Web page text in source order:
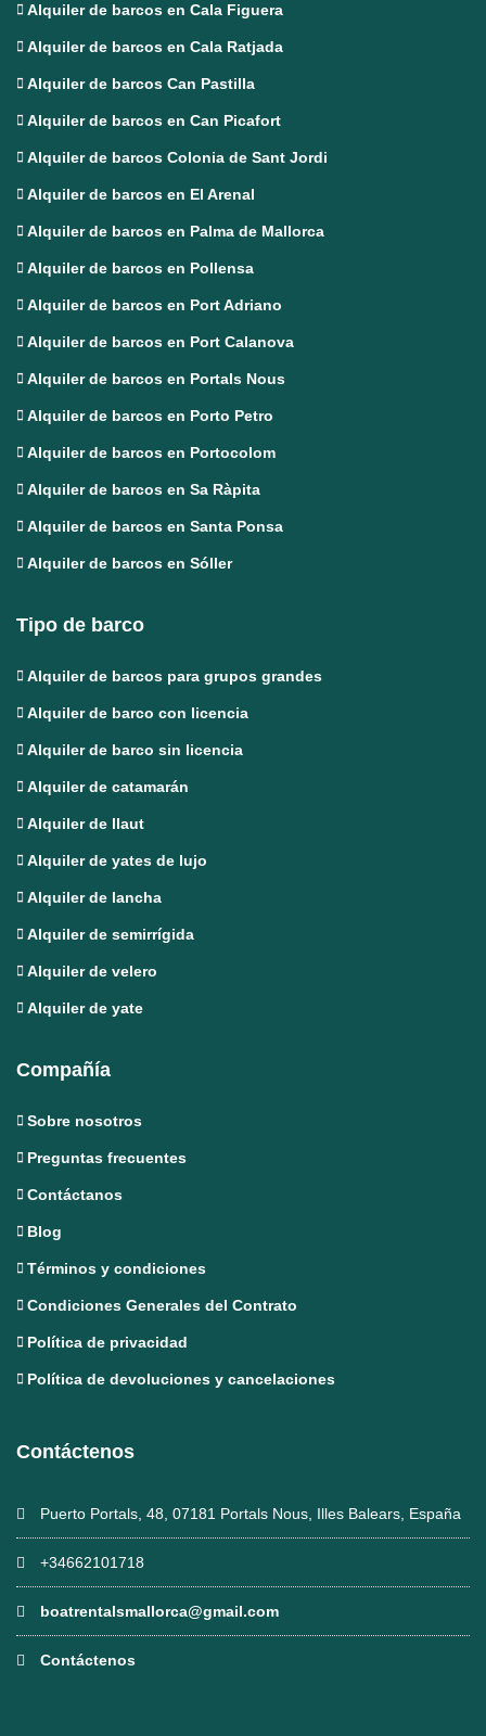
Alquiler de barcos en Cala Figuera
Alquiler de barcos en Cala Ratjada
Alquiler de barcos Can Pastilla
Alquiler de barcos en Can Picafort
Alquiler de barcos Colonia de Sant Jordi
Alquiler de barcos en El Arenal
Alquiler de barcos en Palma de Mallorca
Alquiler de barcos en Pollensa
Alquiler de barcos en Port Adriano
Alquiler de barcos en Port Calanova
Alquiler de barcos en Portals Nous
Alquiler de barcos en Porto Petro
Alquiler de barcos en Portocolom
Alquiler de barcos en Sa Ràpita
Alquiler de barcos en Santa Ponsa
Alquiler de barcos en Sóller
Tipo de barco
Alquiler de barcos para grupos grandes
Alquiler de barco con licencia
Alquiler de barco sin licencia
Alquiler de catamarán
Alquiler de llaut
Alquiler de yates de lujo
Alquiler de lancha
Alquiler de semirrígida
Alquiler de velero
Alquiler de yate
Compañía
Sobre nosotros
Preguntas frecuentes
Contáctanos
Blog
Términos y condiciones
Condiciones Generales del Contrato
Política de privacidad
Política de devoluciones y cancelaciones
Contáctenos
Puerto Portals, 48, 07181 Portals Nous, Illes Balears, España
+34662101718
boatrentalsmallorca@gmail.com
Contáctenos